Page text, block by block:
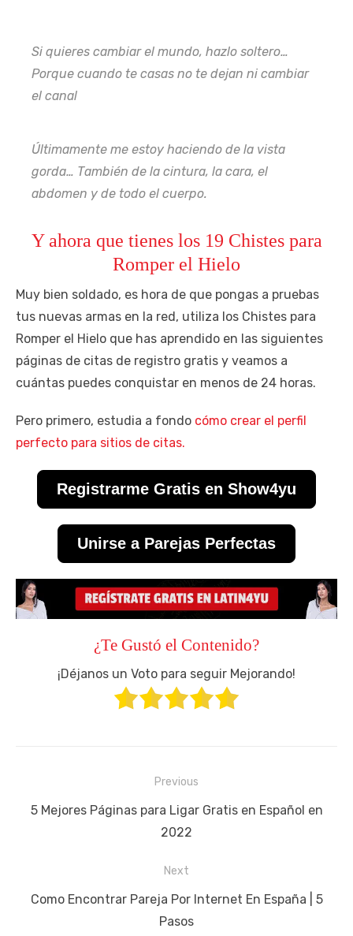
Si quieres cambiar el mundo, hazlo soltero…
Porque cuando te casas no te dejan ni cambiar
el canal
Últimamente me estoy haciendo de la vista
gorda… También de la cintura, la cara, el
abdomen y de todo el cuerpo.
Y ahora que tienes los 19 Chistes para
Romper el Hielo
Muy bien soldado, es hora de que pongas a pruebas
tus nuevas armas en la red, utiliza los Chistes para
Romper el Hielo que has aprendido en las siguientes
páginas de citas de registro gratis y veamos a
cuántas puedes conquistar en menos de 24 horas.
Pero primero, estudia a fondo cómo crear el perfil
perfecto para sitios de citas.
Registrarme Gratis en Show4yu
Unirse a Parejas Perfectas
¿Te Gustó el Contenido?
¡Déjanos un Voto para seguir Mejorando!
de
Previous
Previous
5 Mejores Páginas para Ligar Gratis en Español en
2022
Next
Next
Como Encontrar Pareja Por Internet En España | 5
Pasos